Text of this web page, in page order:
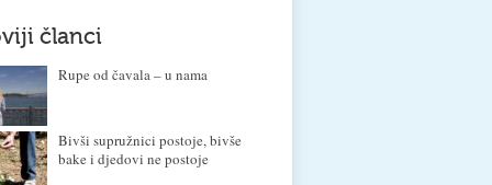
članci
Rupe od čavala – u nama
Bivši supružnici postoje, bivše
bake i djedovi ne postoje